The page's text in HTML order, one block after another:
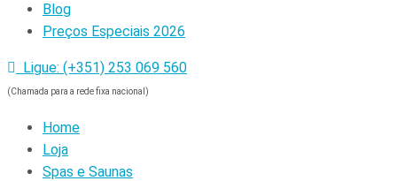
Blog
Preços Especiais 2026
Ligue: (+351) 253 069 560
(Chamada para a rede fixa nacional)
Home
Loja
Spas e Saunas